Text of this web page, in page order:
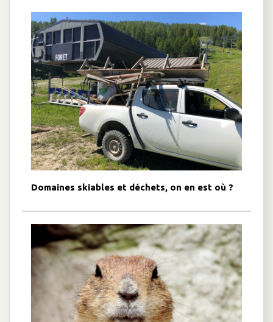
Domaines skiables et déchets, on en est où ?